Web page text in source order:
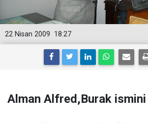
18:27
22 Nisan 2009
Alman Alfred,Burak ismini